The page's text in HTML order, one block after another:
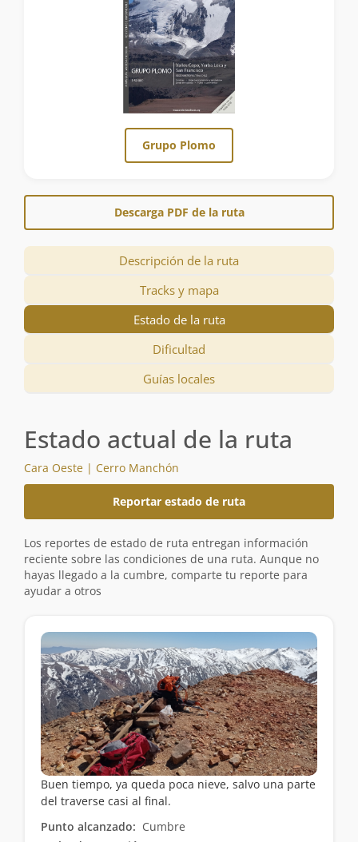
Grupo Plomo
Descarga PDF de la ruta
Descripción de la ruta
Tracks y mapa
Estado de la ruta
Dificultad
Guías locales
Estado actual de la ruta
Cara Oeste | Cerro Manchón
Reportar estado de ruta
Los reportes de estado de ruta entregan información
reciente sobre las condiciones de una ruta. Aunque no
hayas llegado a la cumbre, comparte tu reporte para
ayudar a otros
Buen tiempo, ya queda poca nieve, salvo una parte
del traverse casi al final.
Punto alcanzado: Cumbre